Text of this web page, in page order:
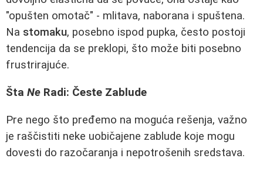
"opušten omotač" - mlitava, naborana i spuštena.
Na stomaku, posebno ispod pupka, često postoji
tendencija da se preklopi, što može biti posebno
frustrirajuće.
Šta Ne Radi: Česte Zablude
Pre nego što pređemo na moguća rešenja, važno
je raščistiti neke uobičajene zablude koje mogu
dovesti do razočaranja i nepotrošenih sredstava.